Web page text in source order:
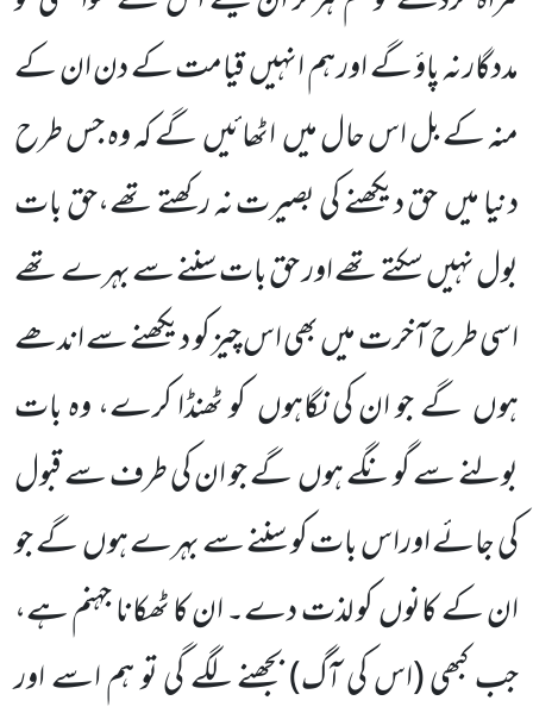
مددگار نہ پاؤ گے اور ہم انہیںقیامت کے دن ان کے
منہ کے بل اس حال میںاٹھائیںگے کہ وہ جس طرح
دنیا میںحق دیکھنے کی بصیرت نہ رکھتے تھے،حق بات
بول نہیںسکتے تھے اور حق بات سننے سے بہرے تھے
اسی طرح آخرت میں بھی اس چیز کو دیکھنے سے اندھے
ہوں گے جو ان کی نگاہوں کو ٹھنڈا کرے، وہ بات
بولنے سے گونگے ہوںگے جو ان کی طرف سے قبول
کی جائے اوراس بات کو سننے سے بہرے ہوںگے جو
ان کے کانوںکو لذت دے۔ ان کا ٹھکانا جہنم ہے،
جب کبھی(اس کی آگ)بجھنے لگے گی تو ہم اسے اور